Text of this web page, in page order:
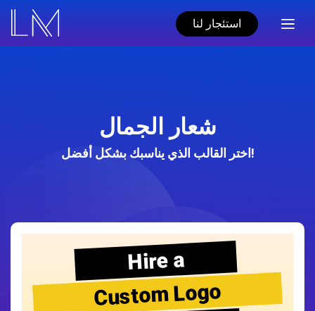
استئجار لنا
شعار الجمال
اختر القالب الذي يناسبك بشكل أفضل!
Hire a
Custom Logo